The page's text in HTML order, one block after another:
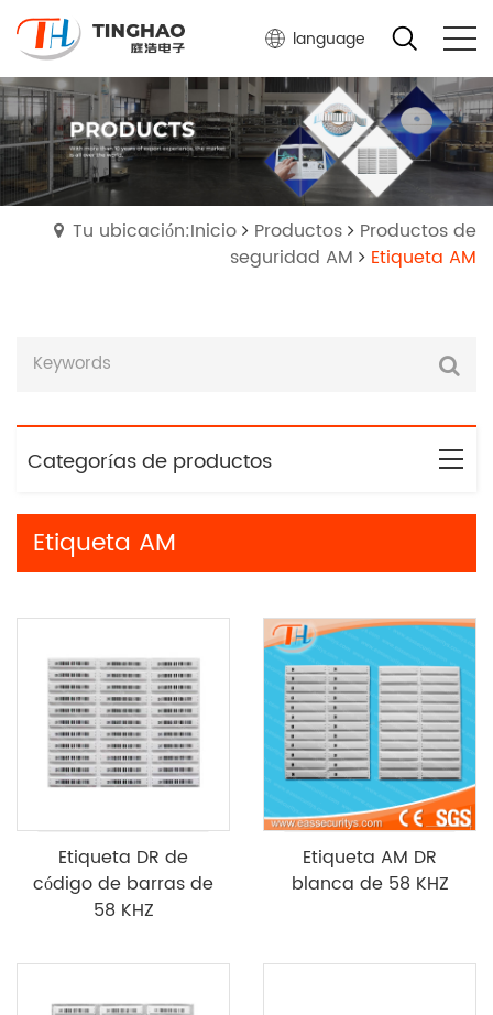
language
Tu ubicación:Inicio Productos
Productos de
seguridad AM
Etiqueta AM
Categorías de productos
Etiqueta AM
Etiqueta DR de
código de barras de
58 KHZ
Etiqueta AM DR
blanca de 58 KHZ